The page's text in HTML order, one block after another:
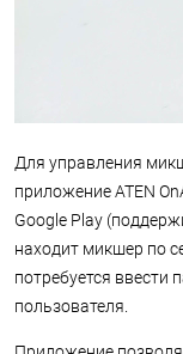
Для управления
приложение ATEN
Google Play
находит микшер по
потребуется ввести
пользователя.